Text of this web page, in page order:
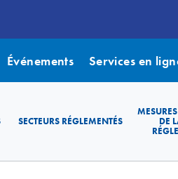
Événements Services en
SECTEURS RÉGLEMENTÉS
DE